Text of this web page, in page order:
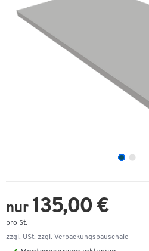
nur 135,00 €
pro St.
zzgl. USt. zzgl. Verpackungspauschale